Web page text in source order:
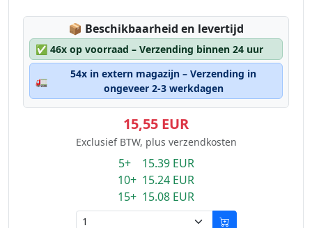
📦 Lagerstatus:
Beschikbaarheid en levertijd
✅ 46x op voorraad – Verzending binnen 24 uur
🚛
54x in extern magazijn – Verzending in
ongeveer 2-3 werkdagen
15,55 EUR
Exclusief BTW, plus verzendkosten
5+ 15.39 EUR
10+ 15.24 EUR
15+ 15.08 EUR